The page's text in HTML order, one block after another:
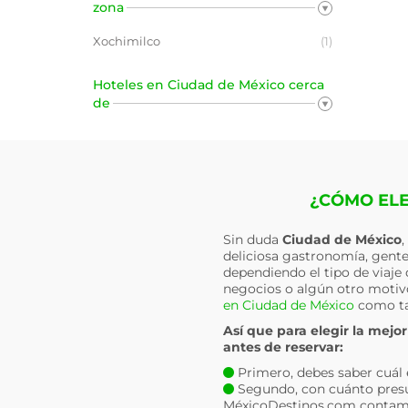
zona
Xochimilco (1)
Hoteles en Ciudad de México cerca
de
¿CÓMO
Sin duda Ciudad de México,
deliciosa gastronomía,
dependiendo el tipo de viaje
negocios o algún otro
en Ciudad de Méxicocomo
Así que para elegir la
antes de reservar:
Primero, debes saber cuál
Segundo, con cuánto